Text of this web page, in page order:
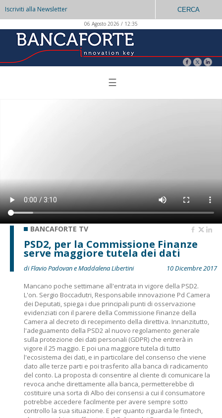
Iscriviti alla Newsletter CERCA
06 Agosto 2026 / 12:35
☰
BANCAFORTE TV
PSD2, per la Commissione Finanze
serve maggiore tutela dei dati
di Flavio Padovan e Maddalena Libertini
10 Dicembre 2017
Mancano poche settimane all'entrata in vigore della PSD2.
L'on. Sergio Boccadutri, Responsabile innovazione Pd Camera
dei Deputati, spiega i due principali punti di osservazione
evidenziati con il parere della Commissione Finanze della
Camera al decreto di recepimento della direttiva. Innanzitutto,
l'adeguamento della PSD2 al nuovo regolamento generale
sulla protezione dei dati personali (GDPR) che entrerà in
vigore il 25 maggio. E poi una maggiore tutela di tutto
l'ecosistema dei dati, e in particolare del consenso che viene
dato alle terze parti e poi trasferito alla banca di radicamento
del conto. La proposta di consentire al cliente di comunicare la
revoca anche direttamente alla banca, permetterebbe di
costituire una sorta di Albo dei consensi a cui il consumatore
potrebbe accedere facilmente per avere sempre sotto
controllo la sua situazione. E per quanto riguarda le fintech,